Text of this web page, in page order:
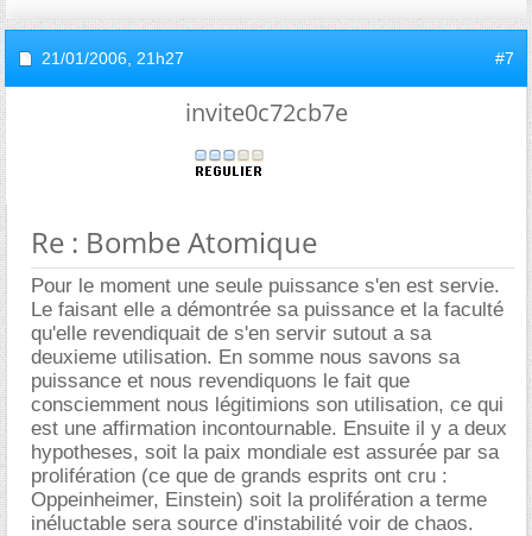
21/01/2006, 21h27 #7
invite0c72cb7e
Re : Bombe Atomique
Pour le moment une seule puissance s'en est servie.
Le faisant elle a démontrée sa puissance et la faculté
qu'elle revendiquait de s'en servir sutout a sa
deuxieme utilisation. En somme nous savons sa
puissance et nous revendiquons le fait que
consciemment nous légitimions son utilisation, ce qui
est une affirmation incontournable. Ensuite il y a deux
hypotheses, soit la paix mondiale est assurée par sa
prolifération (ce que de grands esprits ont cru :
Oppeinheimer, Einstein) soit la prolifération a terme
inéluctable sera source d'instabilité voir de chaos.